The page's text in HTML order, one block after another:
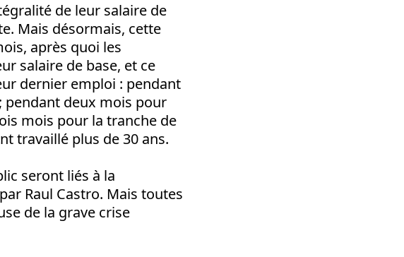
de leur salaire de
Mais désormais, cette
après quoi les
salaire de base, et ce
dernier emploi : pendant
pendant deux mois pour
mois pour la tranche de
travaillé plus de 30 ans.
seront liés à la
Raul Castro. Mais toutes
de la grave crise